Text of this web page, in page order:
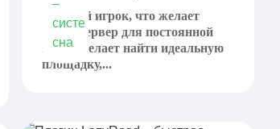
Каждый игрок, что желает
найти сервер для постоянной
игры, желает найти идеальную
площадку,...